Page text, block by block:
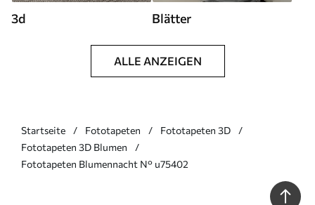
3d Blätter
ALLE ANZEIGEN
Startseite Fototapeten
Fototapeten 3D
Fototapeten 3D Blumen
Fototapeten Blumennacht N° u75402